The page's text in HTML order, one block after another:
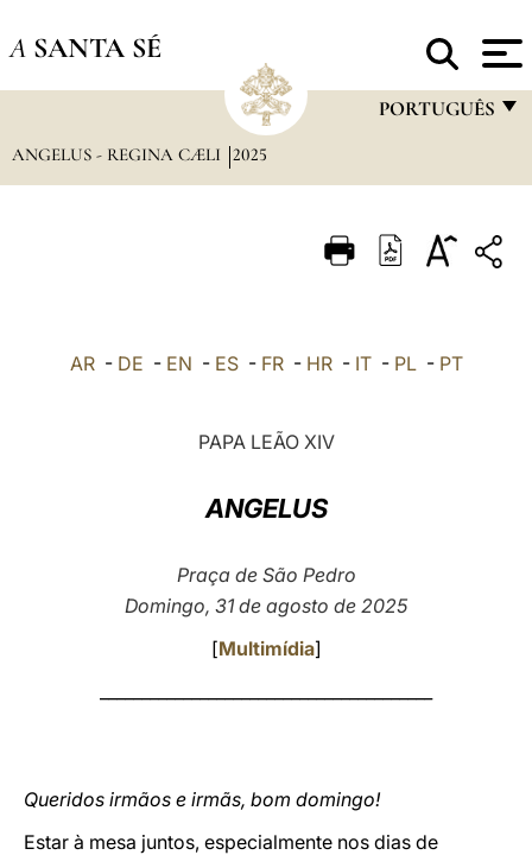
A SANTA SÉ
PORTUGUÊS
ITALIANO
ANGELUS - REGINA CÆLI 2025
AR- DE - EN - ES- FR- HR- IT- PL- PT
PAPA LEÃO XIV
ANGELUS
Praça de São Pedro
Domingo, 31 de agosto de 2025
[Multimídia]
Queridos irmãos e irmãs, bom domingo!
Estar à mesa juntos, especialmente nos dias de